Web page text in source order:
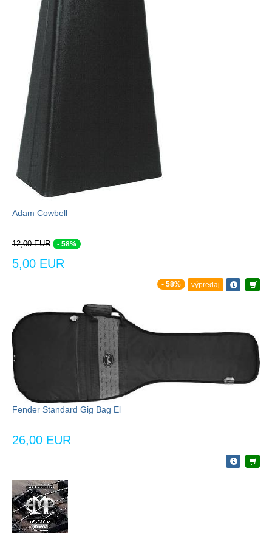
Adam Cowbell
12,00 EUR - 58%
5,00 EUR
- 58% výpredaj
Fender Standard Gig Bag El
26,00 EUR